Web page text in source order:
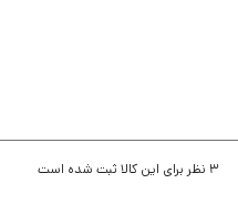
3 نظر برای این کالا ثبت شده است